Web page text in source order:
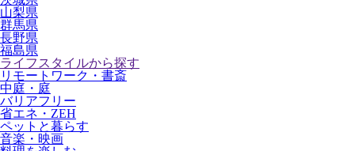
山梨県
群馬県
長野県
福島県
ライフスタイルから探す
リモートワーク・書斎
中庭・庭
バリアフリー
省エネ・ZEH
ペットと暮らす
音楽・映画